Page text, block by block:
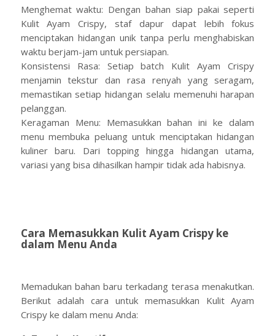
Menghemat waktu: Dengan bahan siap pakai seperti
Kulit Ayam Crispy, staf dapur dapat lebih fokus
menciptakan hidangan unik tanpa perlu menghabiskan
waktu berjam-jam untuk persiapan.
Konsistensi Rasa: Setiap batch Kulit Ayam Crispy
menjamin tekstur dan rasa renyah yang seragam,
memastikan setiap hidangan selalu memenuhi harapan
pelanggan.
Keragaman Menu: Memasukkan bahan ini ke dalam
menu membuka peluang untuk menciptakan hidangan
kuliner baru. Dari topping hingga hidangan utama,
variasi yang bisa dihasilkan hampir tidak ada habisnya.
Cara Memasukkan Kulit Ayam Crispy ke
dalam Menu Anda
Memadukan bahan baru terkadang terasa menakutkan.
Berikut adalah cara untuk memasukkan Kulit Ayam
Crispy ke dalam menu Anda: